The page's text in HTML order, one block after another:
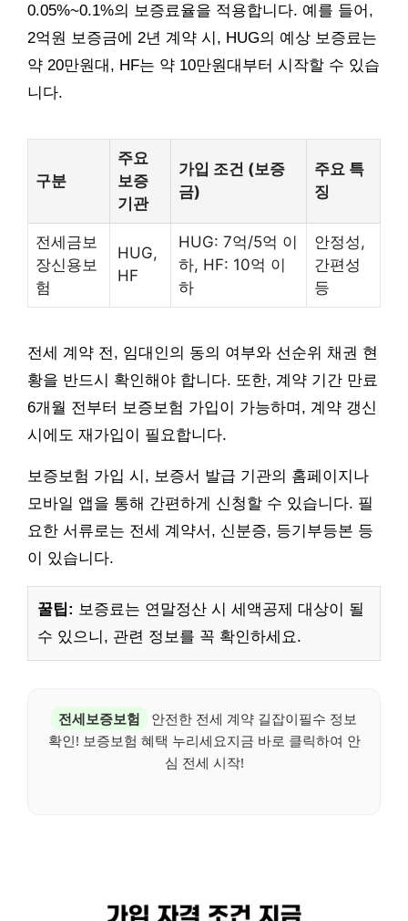
0.05%~0.1%의 보증료율을 적용합니다. 예를 들어,
2억원 보증금에 2년 계약 시, HUG의 예상 보증료는
약 20만원대, HF는 약 10만원대부터 시작할 수 있습
니다.
구분
주요
보증
기관
가입 조건 (보증
금)
주요 특
징
전세금보
장신용보
험
HUG,
HF
HUG: 7억/5억 이
하, HF: 10억 이
하
안정성,
간편성
등
전세 계약 전, 임대인의 동의 여부와 선순위 채권 현
황을 반드시 확인해야 합니다. 또한, 계약 기간 만료
6개월 전부터 보증보험 가입이 가능하며, 계약 갱신
시에도 재가입이 필요합니다.
보증보험 가입 시, 보증서 발급 기관의 홈페이지나
모바일 앱을 통해 간편하게 신청할 수 있습니다. 필
요한 서류로는 전세 계약서, 신분증, 등기부등본 등
이 있습니다.
꿀팁: 보증료는 연말정산 시 세액공제 대상이 될
수 있으니, 관련 정보를 꼭 확인하세요.
전세보증보험
안전한 전세 계약 길잡이필수 정보
확인! 보증보험 혜택 누리세요지금 바로 클릭하여 안
심 전세 시작!